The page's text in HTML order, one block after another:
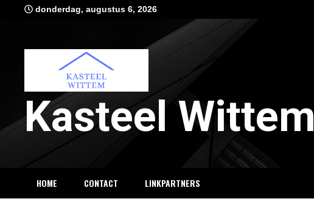
donderdag, augustus 6, 2026
Kasteel Wittem
HOME CONTACT LINKPARTNERS